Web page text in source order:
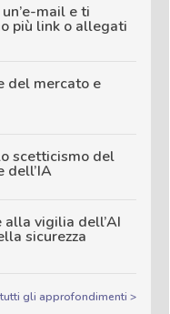
mail e ti
più link o allegati
del mercato e
scetticismo del
dell’IA
vigilia dell’AI
sicurezza
gli approfondimenti >